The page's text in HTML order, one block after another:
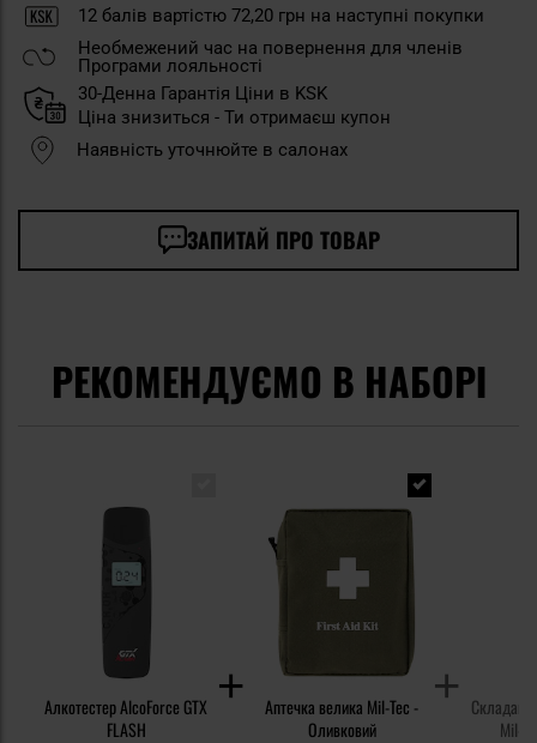
12 балів вартістю 72,20 грн на наступні покупки
Необмежений час на повернення для членів
Програми лояльності
30-Денна Гарантія Ціни в KSK
Ціна знизиться - Ти отримаєш купон
Наявність уточнюйте в салонах
ЗАПИТАЙ ПРО ТОВАР
РЕКОМЕНДУЄМО В НАБОРІ
Алкотестер AlcoForce GTX
FLASH
Аптечка велика Mil-Tec -
Оливковий
Mil-